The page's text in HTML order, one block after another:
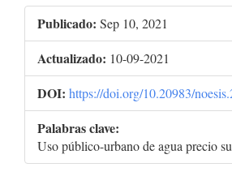
Publicado: Sep 10, 2021
Actualizado: 10-09-2021
DOI: https://doi.org/10.20983/
Palabras clave:
Uso público-urbano de agua precio